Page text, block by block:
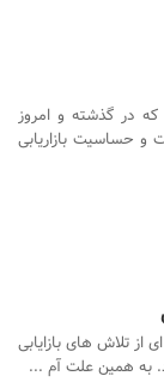
که در گذشته و امروز
و حساسیت بازاریابی
از تلاش های بازایابی
به همین علت آم ...